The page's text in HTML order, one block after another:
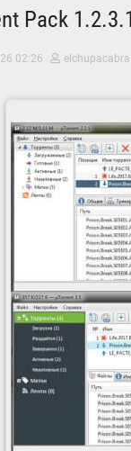
Pack
02:26 elchupacabra